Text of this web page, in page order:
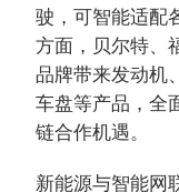
驶，可智能适配
方面，贝尔特、
品牌带来发动机
车盘等产品，全
链合作机遇。
新能源与智能网